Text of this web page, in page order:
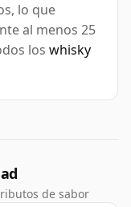
lo que
al menos 25
los whisky
de sabor